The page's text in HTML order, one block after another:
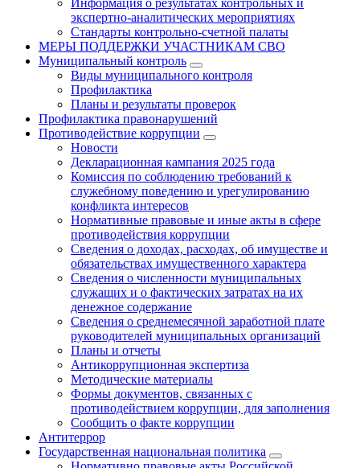
Информация о результатах контрольных и
экспертно-аналитических мероприятиях
Стандарты контрольно-счетной палаты
МЕРЫ ПОДДЕРЖКИ УЧАСТНИКАМ СВО
Муниципальный контроль
Виды муниципального контроля
Профилактика
Планы и результаты проверок
Профилактика правонарушений
Противодействие коррупции
Новости
Декларационная кампания 2025 года
Комиссия по соблюдению требований к
служебному поведению и урегулированию
конфликта интересов
Нормативные правовые и иные акты в сфере
противодействия коррупции
Сведения о доходах, расходах, об имуществе и
обязательствах имущественного характера
Сведения о численности муниципальных
служащих и о фактических затратах на их
денежное содержание
Сведения о среднемесячной заработной плате
руководителей муниципальных организаций
Планы и отчеты
Антикоррупционная экспертиза
Методические материалы
Формы документов, связанных с
противодействием коррупции, для заполнения
Сообщить о факте коррупции
Антитеррор
Государственная национальная политика